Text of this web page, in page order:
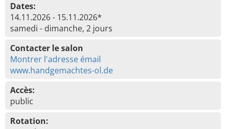
Dates:
14.11.2026 - 15.11.2026*
samedi - dimanche, 2 jours
Contacter le salon
Montrer l'adresse émail
www.handgemachtes-ol.de
Accès:
public
Rotation: